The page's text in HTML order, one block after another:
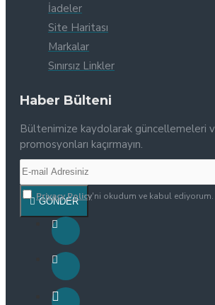
İadeler
Site Haritası
Markalar
Sınırsız Linkler
Haber Bülteni
Bültenimize kaydolarak güncellemeleri
promosyonları kaçırmayın.
GÖNDER
Privacy Policy'ni okudum ve kabul ediyorum.